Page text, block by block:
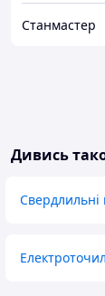
Станмастер
Дивись
Свердлильні